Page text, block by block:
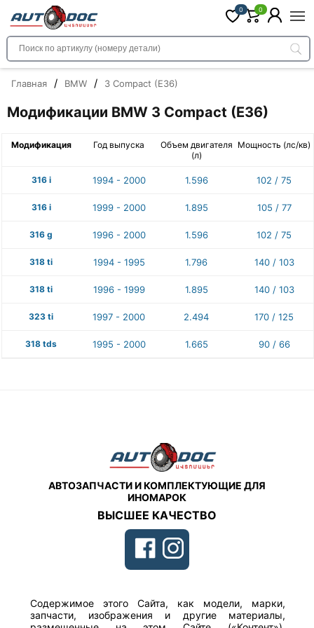
0 0
Главная / BMW / 3 Compact (E36)
Модификации BMW 3 Compact (E36)
Модификация Год выпуска
Объем двигателя
(л)
Мощность (лс/кв)
316 i 1994 - 2000 1.596 102 / 75
316 i 1999 - 2000 1.895 105 / 77
316 g 1996 - 2000 1.596 102 / 75
318 ti 1994 - 1995 1.796 140 / 103
318 ti 1996 - 1999 1.895 140 / 103
323 ti 1997 - 2000 2.494 170 / 125
318 tds 1995 - 2000 1.665 90 / 66
АВТОЗАПЧАСТИ И КОМПЛЕКТУЮЩИЕ ДЛЯ
ИНОМАРОК
ВЫСШЕЕ КАЧЕСТВО
Содержимое этого Сайта, как модели, марки,
запчасти, изображения и другие материалы,